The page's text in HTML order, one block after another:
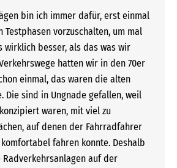
bin ich immer dafür, erst einmal
Testphasen vorzuschalten, um mal
wirklich besser, als das was wir
hatten wir in den 70er
einmal, das waren die alten
Die sind in Ungnade gefallen, weil
waren, mit viel zu
auf denen der Fahrradfahrer
fahren konnte. Deshalb
auf der